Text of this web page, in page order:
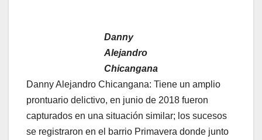
Danny
Alejandro
Chicangana
Danny Alejandro Chicangana: Tiene un amplio
prontuario delictivo, en junio de 2018 fueron
capturados en una situación similar; los sucesos
se registraron en el barrio Primavera donde junto